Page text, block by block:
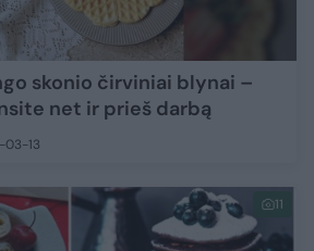
skonio čirviniai blynai –
net ir prieš darbą
03-13
11